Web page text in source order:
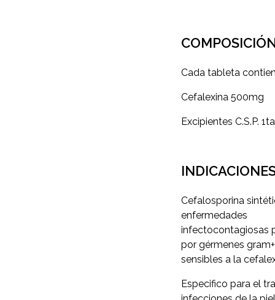
Cada tableta
Cefalexina 500mg
Excipientes C.S.P.
Cefalosporina
enfermedades
infectocontagiosas
por gérmenes
sensibles a la
Especifico para el